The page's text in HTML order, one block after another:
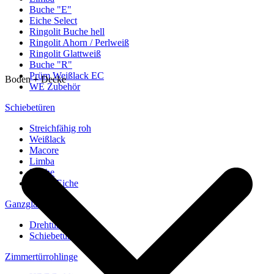
Buche "E"
Eiche Select
Ringolit Buche hell
Ringolit Ahorn / Perlweiß
Ringolit Glattweiß
Buche "R"
Prüm Weißlack EC
WE Zubehör
Schiebetüren
Streichfähig roh
Weißlack
Macore
Limba
Buche
europ. Eiche
Ganzglastüren
Drehtüren
Schiebetüren
Zimmertürrohlinge
Boden + Decke